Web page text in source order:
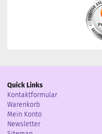
Quick Links
Kontaktformular
Warenkorb
Mein Konto
Newsletter